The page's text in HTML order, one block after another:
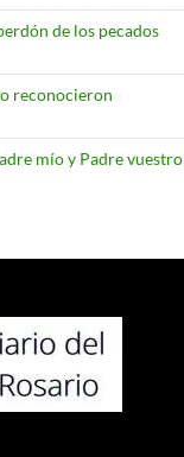
de los pecados
reconocieron
mío y Padre vuestro